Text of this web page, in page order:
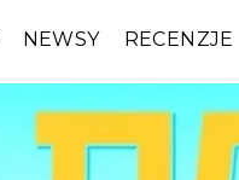
NEWSY RECENZJE